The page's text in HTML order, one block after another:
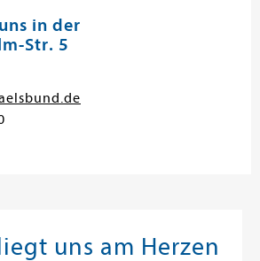
in der
Str. 5
uns am Herzen